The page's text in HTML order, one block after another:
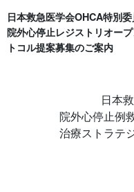
日本救急医学会OHCA特別
院外心停止レジストリオー
トコル提案募集のご案内
日本
院外心停止例
治療ストラテ